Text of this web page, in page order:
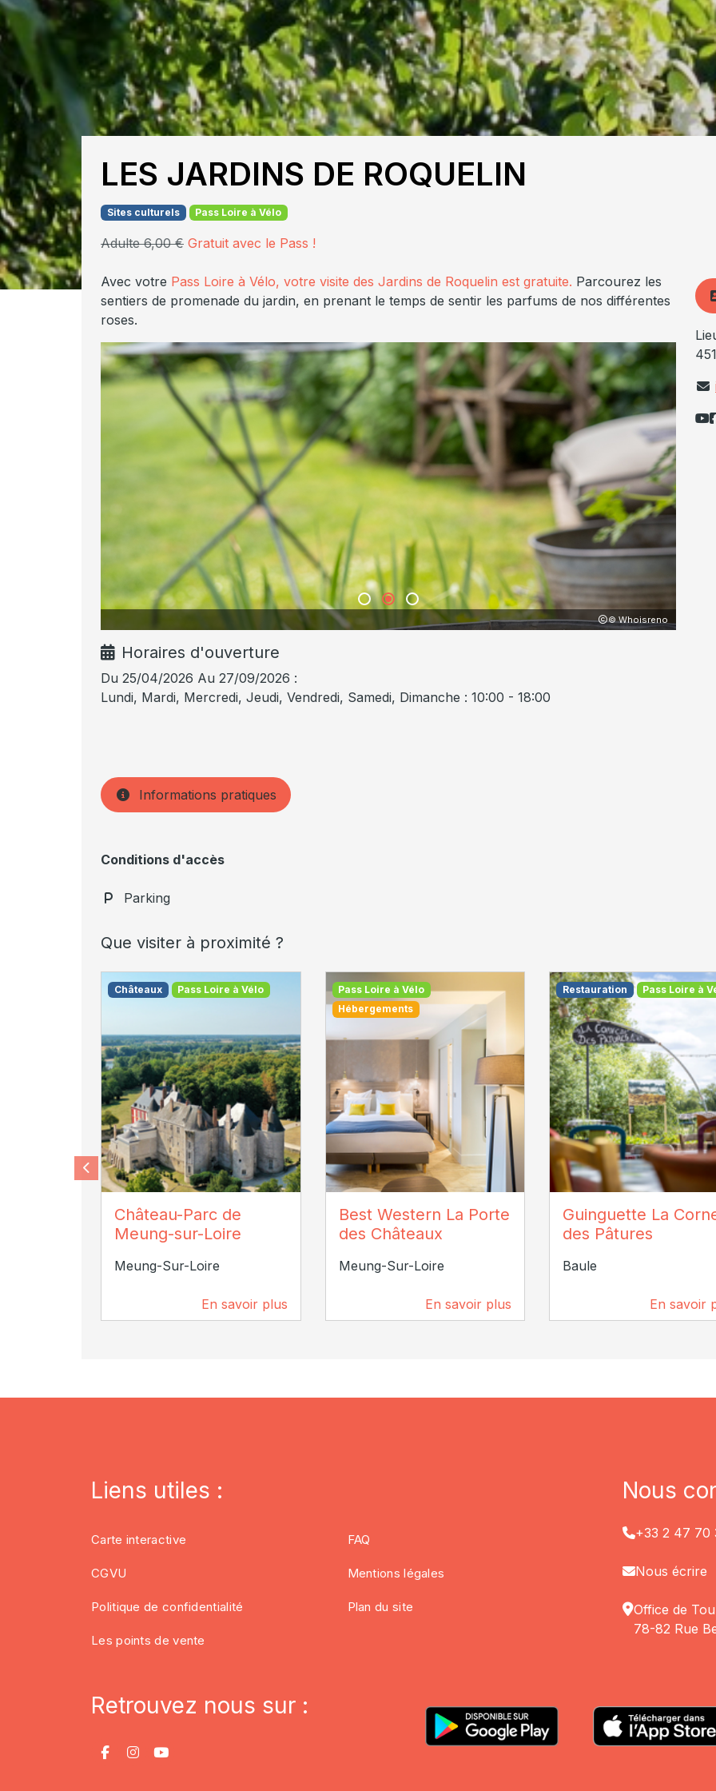
LES JARDINS DE ROQUELIN
Sites culturels Pass Loire à Vélo
Adulte 6,00 € Gratuit avec le Pass !
Avec votre Pass Loire à Vélo, votre visite des Jardins de Roquelin est gratuite. Parcourez les
sentiers de promenade du jardin, en prenant le temps de sentir les parfums de nos différentes
roses.
© Whoisreno
Horaires d'ouverture
Du 25/04/2026 Au 27/09/2026 :
Lundi, Mardi, Mercredi, Jeudi, Vendredi, Samedi, Dimanche : 10:00 - 18:00
Informations pratiques
Conditions d'accès
Parking
Que visiter à proximité ?
Châteaux Pass Loire à Vélo
Château-Parc de
Meung-sur-Loire
Meung-Sur-Loire
En savoir plus
Pass Loire à Vélo
Hébergements
Châteaux
Best Western La Porte
des Châteaux
Meung-Sur-Loire
En savoir plus
Restauration Pass Loire à
Guinguette La
des Pâtures
Baule
En savoir
Liens utiles :
Carte interactive FAQ
CGVU Mentions légales
Politique de confidentialité Plan du site
Les points de vente
Nous
+33 2 47 70
Nous écrire
Office de
78-82 Rue
Retrouvez nous sur :